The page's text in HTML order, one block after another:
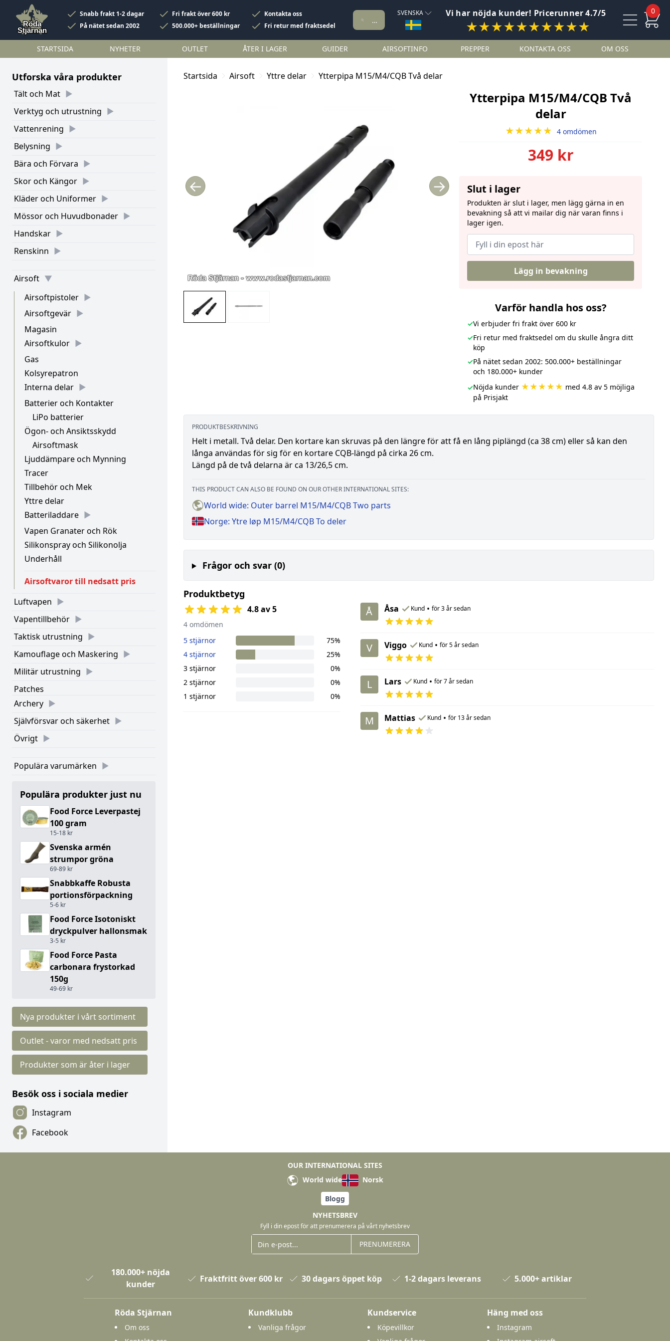
Snabb frakt 1-2 dagar Fri frakt över 600 kr
Kontakta oss
På nätet sedan 2002
500.000+ beställningar Fri retur med fraktsedel
SVENSKA Vi har nöjda kunder! Pricerunner 4.7/5
★★★★★★★★★★
0
STARTSIDA NYHETER OUTLET ÅTER I LAGER GUIDER AIRSOFTINFO PREPPER KONTAKTA OSS OM OSS
Utforska våra produkter
Tält och Mat
Verktyg och utrustning
Vattenrening
Belysning
Bära och Förvara
Skor och Kängor
Kläder och Uniformer
Mössor och Huvudbonader
Handskar
Renskinn
Airsoft
Airsoftpistoler
Airsoftgevär
Magasin
Airsoftkulor
Gas
Kolsyrepatron
Interna delar
Batterier och Kontakter
LiPo batterier
Ögon- och Ansiktsskydd
Airsoftmask
Ljuddämpare och Mynning
Tracer
Tillbehör och Mek
Yttre delar
Batteriladdare
Vapen Granater och Rök
Silikonspray och Silikonolja
Underhåll
Airsoftvaror till nedsatt pris
Luftvapen
Vapentillbehör
Taktisk utrustning
Kamouflage och Maskering
Militär utrustning
Patches
Archery
Självförsvar och säkerhet
Övrigt
Populära varumärken
Populära produkter just nu
Food Force Leverpastej
100 gram
15-18 kr
Svenska armén
strumpor gröna
69-89 kr
Snabbkaffe Robusta
portionsförpackning
5-6 kr
Food Force Isotoniskt
dryckpulver hallonsmak
3-5 kr
Food Force Pasta
carbonara frystorkad
150g
49-69 kr
Nya produkter i vårt sortiment
Outlet - varor med nedsatt pris
Produkter som är åter i lager
Besök oss i sociala medier
Instagram
Facebook
Startsida Airsoft Yttre delar Ytterpipa M15/M4/CQB Två delar
← →
Ytterpipa M15/M4/CQB Två
delar
★★★★★ 4 omdömen
349 kr
Slut i lager
Produkten är slut i lager, men lägg gärna in en
bevakning så att vi mailar dig när varan finns i
lager igen.
Lägg in bevakning
Varför handla hos oss?
✓Vi erbjuder fri frakt över 600 kr
✓Fri retur med fraktsedel om du skulle ångra ditt
köp
✓På nätet sedan 2002: 500.000+ beställningar
och 180.000+ kunder
✓Nöjda kunder ★★★★★ med 4.8 av 5 möjliga
på Prisjakt
PRODUKTBESKRIVNING
Helt i metall. Två delar. Den kortare kan skruvas på den längre för att få en lång piplängd (ca 38 cm) eller så kan den
långa användas för sig för en kortare CQB-längd på cirka 26 cm.
Längd på de två delarna är ca 13/26,5 cm.
THIS PRODUCT CAN ALSO BE FOUND ON OUR OTHER INTERNATIONAL SITES:
World wide: Outer barrel M15/M4/CQB Two parts
Norge: Ytre løp M15/M4/CQB To deler
Frågor och svar (0)
Produktbetyg
4.8 av 5
4 omdömen
5 stjärnor
75%
4 stjärnor
25%
3 stjärnor
0%
2 stjärnor
0%
1 stjärnor
0%
Å Åsa Kund • för 3 år sedan
V Viggo Kund • för 5 år sedan
L Lars Kund • för 7 år sedan
M Mattias Kund • för 13 år sedan
OUR INTERNATIONAL SITES
World wide
Norsk
Blogg
NYHETSBREV
Fyll i din epost för att prenumerera på vårt nyhetsbrev
PRENUMERERA
180.000+ nöjda
kunder
Fraktfritt över 600 kr 30 dagars öppet köp 1-2 dagars leverans 5.000+ artiklar
Röda Stjärnan
Om oss
Kundklubb
Vanliga frågor
Kundservice
Köpevillkor
Häng med oss
Instagram